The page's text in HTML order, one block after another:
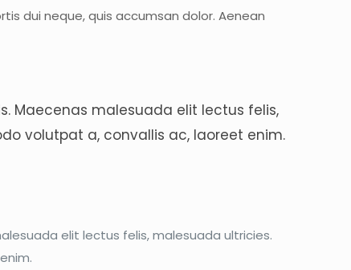
dui neque, quis accumsan dolor. Aenean
Maecenas malesuada elit lectus felis,
volutpat a, convallis ac, laoreet enim.
elit lectus felis, malesuada ultricies.